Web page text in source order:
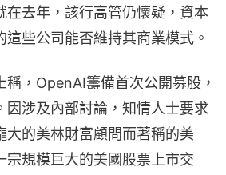
在去年，該行高管仍懷疑，資本
這些公司能否維持其商業模式。
，OpenAI籌備首次公開募股，
因涉及內部討論，知情人士要求
大的美林財富顧問而著稱的美
宗規模巨大的美國股票上市交